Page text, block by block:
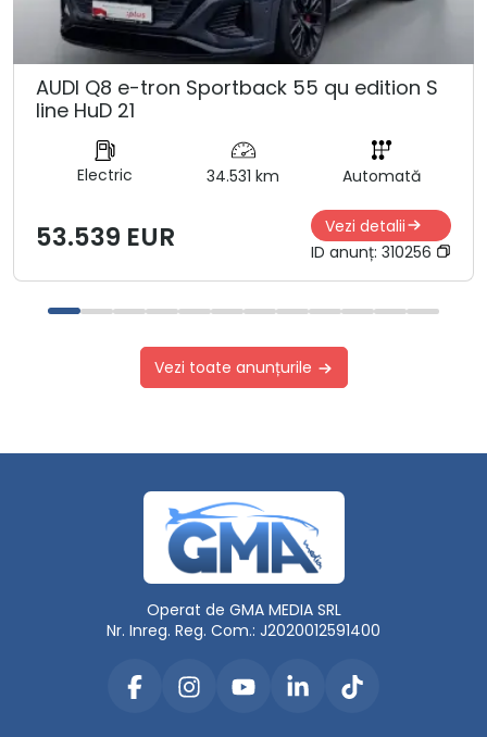
AUDI Q8 e-tron Sportback 55 qu edition S
line HuD 21
Electric 34.531 km Automată
53.539 EUR
Vezi detalii
ID anunț: 310256
Vezi toate anunțurile
Operat de GMA MEDIA SRL
Nr. Inreg. Reg. Com.: J2020012591400